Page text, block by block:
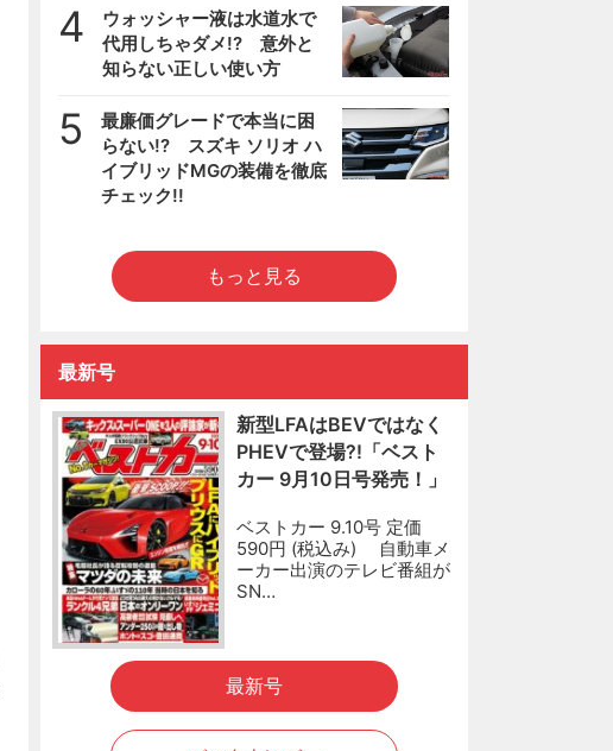
4
ウォッシャー液は水道水で
代用しちゃダメ!? 意外と
知らない正しい使い方
5
最廉価グレードで本当に困
らない!? スズキ ソリオ ハ
イブリッドMGの装備を徹底
チェック!!
もっと見る
最新号
新型LFAはBEVではなく
PHEVで登場?!「ベスト
カー 9月10日号発売！」
ベストカー 9.10号 定価
590円 (税込み) 自動車メ
ーカー出演のテレビ番組が
SN…
最新号